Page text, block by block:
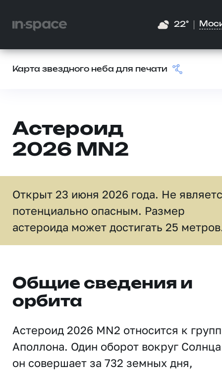
22°
Карта звездного неба для печати
Астероид
2026 MN2
Открыт 23 июня 2026 года. Не
потенциально опасным. Размер
астероида может достигать 25
Общие сведения и
орбита
Астероид 2026 MN2 относится к
Аполлона. Один оборот вокруг Солнца
он совершает за 732 земных дня,